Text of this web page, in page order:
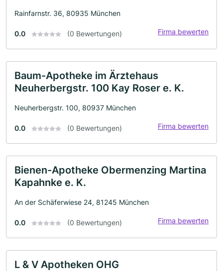
Rainfarnstr. 36, 80935 München
0.0 (0 Bewertungen) Firma bewerten
Baum-Apotheke im Ärztehaus
Neuherbergstr. 100 Kay Roser e. K.
Neuherbergstr. 100, 80937 München
0.0 (0 Bewertungen) Firma bewerten
Bienen-Apotheke Obermenzing Martina
Kapahnke e. K.
An der Schäferwiese 24, 81245 München
0.0 (0 Bewertungen) Firma bewerten
L & V Apotheken OHG